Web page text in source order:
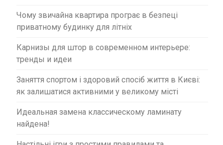
Чому звичайна квартира програє в безпеці
приватному будинку для літніх
Карнизы для штор в современном интерьере:
тренды и идеи
Заняття спортом і здоровий спосіб життя в Києві:
як залишатися активними у великому місті
Идеальная замена классическому ламинату
найдена!